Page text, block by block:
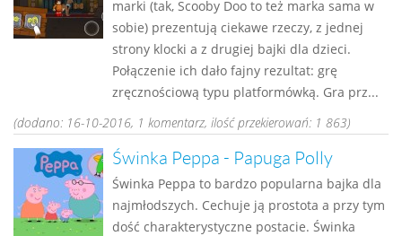
marki (tak, Scooby Doo to też marka sama w
sobie) prezentują ciekawe rzeczy, z jednej
strony klocki a z drugiej bajki dla dzieci.
Połączenie ich dało fajny rezultat: grę
zręcznościową typu platformówką. Gra prz...
(dodano: 16-10-2016, 1 komentarz, ilość przekierowań: 1 863)
Świnka Peppa - Papuga Polly
Świnka Peppa to bardzo popularna bajka dla
najmłodszych. Cechuje ją prostota a przy tym
dość charakterystyczne postacie. Świnka